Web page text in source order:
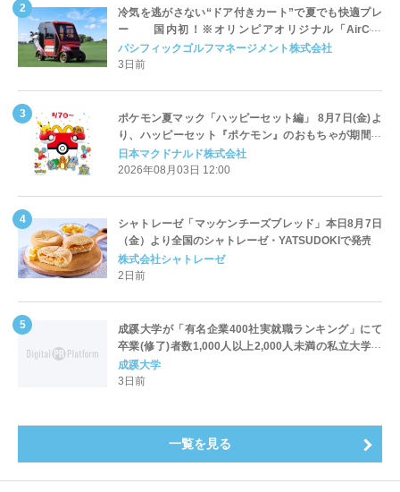
冷気を逃がさない“ドア付きカート”で夏でも快適プレ
ー 国内初！※オリンピアオリジナル「AirCon
Cart（エアコンカート）」導入 | ＰＧＭ
パシフィックゴルフマネージメント株式会社
3日前
ポケモン夏マック「ハッピーセット編」 8月7日(金)よ
り、ハッピーセット『ポケモン』のおもちゃが期間限
定登場
日本マクドナルド株式会社
2026年08月03日 12:00
シャトレーゼ「マッケンチーズブレッド」本日8月7日
（金）より全国のシャトレーゼ・YATSUDOKIで発売
株式会社シャトレーゼ
2日前
成蹊大学が「有名企業400社実就職ランキング」にて
卒業(修了)者数1,000人以上2,000人未満の私立大学で
全国第1位を獲得！～実就職率は26.5%（前年比＋
4.3pt）に伸長、東京の私立大学でも10位にランクイン
成蹊大学
3日前
一覧を見る